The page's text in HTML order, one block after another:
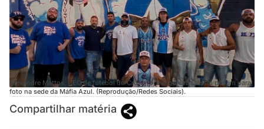
Alexandre Mattos, CEO de futebol do Cruzeiro, e o goleiro Cássio posam para
foto na sede da Máfia Azul. (Reprodução/Redes Sociais).
Compartilhar matéria